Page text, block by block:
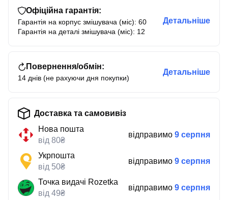
Офіційна гарантія:
Гарантія на корпус змішувача (міс): 60
Гарантія на деталі змішувача (міс): 12
Детальніше
Повернення/обмін:
14 днів (не рахуючи дня покупки)
Детальніше
Доставка та самовивіз
Нова пошта
від 80₴
відправимо 9 серпня
Укрпошта
від 50₴
відправимо 9 серпня
Точка видачі Rozetka
від 49₴
відправимо 9 серпня